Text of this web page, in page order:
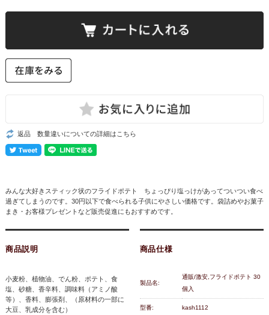
返品 数量違いについての詳細はこちら
みんな大好きスティック状のフライドポテト ちょっぴり塩っけがあってついつい食べ
過ぎてしまうのです。30円以下で食べられる子供にやさしい価格です。袋詰めやお菓子
まき・お客様プレゼントなど販売促進にもおすすめです。
商品説明
小麦粉、植物油、でん粉、ポテト、食
塩、砂糖、香辛料、調味料（アミノ酸
等）、香料、膨張剤、（原材料の一部に
大豆、乳成分を含む）
商品仕様
製品名:
通販/激安,フライドポテト 30
個入
型番: kash1112